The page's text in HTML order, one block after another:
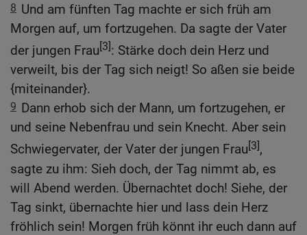
8 Und am fünften Tag machte er sich früh am
Morgen auf, um fortzugehen. Da sagte der Vater
der jungen Frau[3]: Stärke doch dein Herz und
verweilt, bis der Tag sich neigt! So aßen sie beide
{miteinander}.
9 Dann erhob sich der Mann, um fortzugehen, er
und seine Nebenfrau und sein Knecht. Aber sein
Schwiegervater, der Vater der jungen Frau[3],
sagte zu ihm: Sieh doch, der Tag nimmt ab, es
will Abend werden. Übernachtet doch! Siehe, der
Tag sinkt, übernachte hier und lass dein Herz
fröhlich sein! Morgen früh könnt ihr euch dann auf